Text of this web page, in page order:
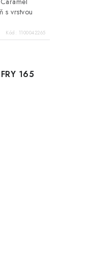
s vrstvou
Kód: 1100042265
165